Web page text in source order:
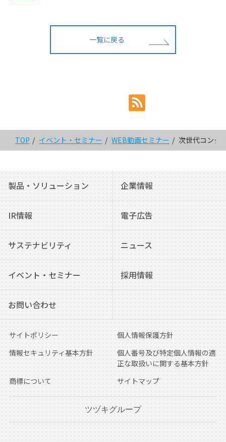
一覧に戻る
TOP イベント・セミナー WEB動画セミナー 次世代コンタ
製品・ソリューション 企業情報
IR情報 電子広告
サステナビリティ ニュース
イベント・セミナー 採用情報
お問い合わせ
サイトポリシー
個人情報保護方針
情報セキュリティ基本方針
個人番号及び特定個人情報の適
正な取扱いに関する基本方針
商標について
サイトマップ
ツヅキグループ